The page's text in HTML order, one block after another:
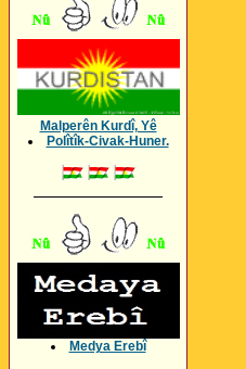
Malperên Kurdî, Yê
Polîtîk-Civak-Huner.
Medya Erebî